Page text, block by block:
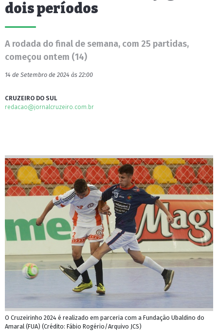
dois períodos
A rodada do final de semana, com 25 partidas,
começou ontem (14)
14 de Setembro de 2024 às 22:00
CRUZEIRO DO SUL
redacao@jornalcruzeiro.com.br
O Cruzeirinho 2024 é realizado em parceria com a Fundação Ubaldino do
Amaral (FUA) (Crédito: Fábio Rogério/Arquivo JCS)